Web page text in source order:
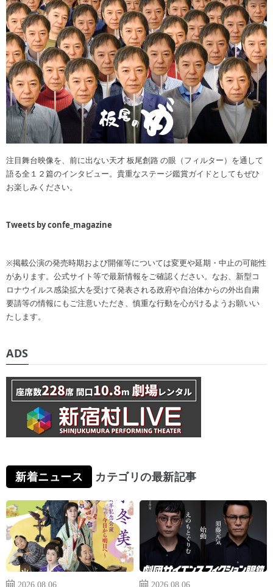
注目舞台映像を、前に出ない天才 板尾創路 の眼（フィルター）を通して
語る全１２篇のインタビュー。貴重なステージ鑑賞ガイドとしてもぜひ
お楽しみください。
Tweets by confe_magazine
※掲載公演の発売時期および開催等については変更や延期・中止の可能性
があります。公式サイト等で最新情報をご確認ください。なお、新型コ
ロナウイルス感染拡大を受けて発表される政府や自治体からの外出自粛
要請等の情報にもご注意いただき、慎重な行動を心がけるようお願いい
たします。
ADS
新着ニュース カテゴリの最新記事
2026.08.06
2026.08.06